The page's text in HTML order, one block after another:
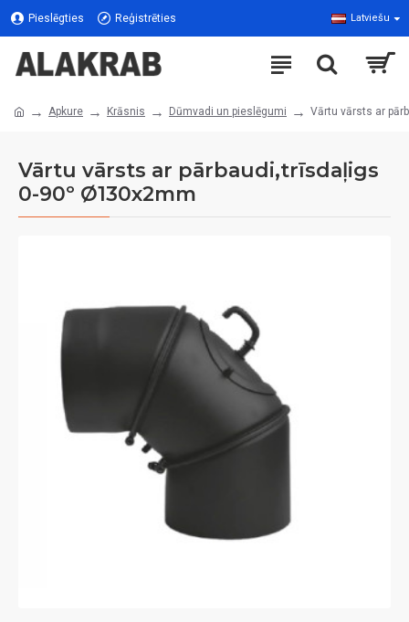
Pieslēgties Reģistrēties Latviešu
Apkure Krāsnis Dūmvadi un pieslēgumi Vārtu vārsts ar
Vārtu vārsts ar pārbaudi,trīsdaļigs
0-90º Ø130x2mm